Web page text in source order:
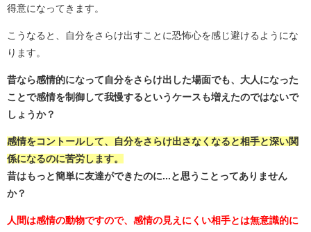
得意になってきます。
こうなると、自分をさらけ出すことに恐怖心を感じ避けるようにな
ります。
昔なら感情的になって自分をさらけ出した場面でも、大人になった
ことで感情を制御して我慢するというケースも増えたのではないで
しょうか？
感情をコントールして、自分をさらけ出さなくなると相手と深い関
係になるのに苦労します。
昔はもっと簡単に友達ができたのに...と思うことってありません
か？
人間は感情の動物ですので、感情の見えにくい相手とは無意識的に